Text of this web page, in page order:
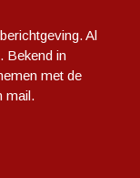
Al
Bekend in
met de
mail.